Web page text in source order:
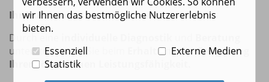
Ihr Nutzen
Durch eine
unterstützen wir Sie beim
Erhaltund derSteigerung
Ihrer körperlichen Leistungsfähigkeit.
wir Ihnen das bestmögliche Nutzererlebnis
bieten.
Essenziell
Externe Medien
Statistik